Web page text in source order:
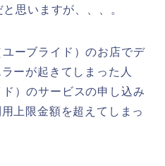
思いますが、、、。
ーブライド）のお店でデ
ーが起きてしまった人
）のサービスの申し込み
上限金額を超えてしまっ